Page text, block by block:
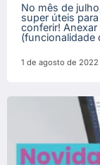
No mês de
super úteis
conferir!
(funcionalidade
1 de agosto de 2022